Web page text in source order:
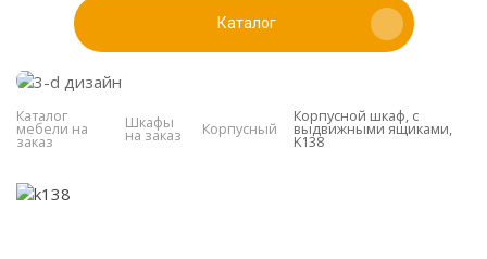
Каталог
Каталог
мебели на
заказ
Шкафы
на заказ Корпусный
Корпусной шкаф, с
выдвижными ящиками,
K138